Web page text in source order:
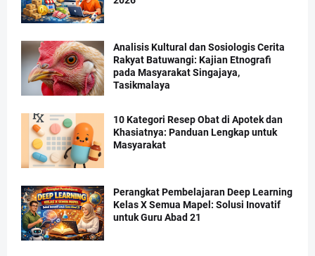
Analisis Kultural dan Sosiologis Cerita
Rakyat Batuwangi: Kajian Etnografi
pada Masyarakat Singajaya,
Tasikmalaya
10 Kategori Resep Obat di Apotek dan
Khasiatnya: Panduan Lengkap untuk
Masyarakat
Perangkat Pembelajaran Deep Learning
Kelas X Semua Mapel: Solusi Inovatif
untuk Guru Abad 21